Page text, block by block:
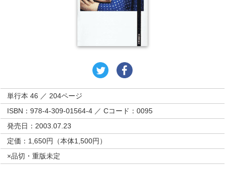
単行本 46 ／ 204ページ
ISBN：978-4-309-01564-4 ／ Cコード：0095
発売日：2003.07.23
定価：1,650円（本体1,500円）
×品切・重版未定